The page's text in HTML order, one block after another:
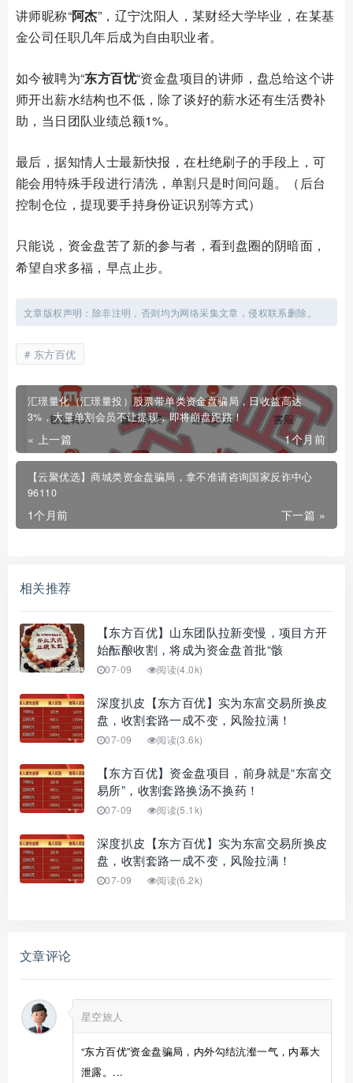
讲师昵称“阿杰”，辽宁沈阳人，某财经大学毕业，在某基
金公司任职几年后成为自由职业者。
如今被聘为“东方百忧“资金盘项目的讲师，盘总给这个讲
师开出薪水结构也不低，除了谈好的薪水还有生活费补
助，当日团队业绩总额1%。
最后，据知情人士最新快报，在杜绝刷子的手段上，可
能会用特殊手段进行清洗，单割只是时间问题。（后台
控制仓位，提现要手持身份证识别等方式）
只能说，资金盘苦了新的参与者，看到盘圈的阴暗面，
希望自求多福，早点止步。
文章版权声明：除非注明，否则均为网络采集文章，侵权联系删除。
东方百优
汇璟量化（汇璟量投）股票带单类资金盘骗局，日收益高达
3%，大量单割会员不让提现，即将崩盘跑路！
« 上一篇 1个月前
【云聚优选】商城类资金盘骗局，拿不准请咨询国家反诈中心
96110
下一篇 »
1个月前
相关推荐
【东方百优】山东团队拉新变慢，项目方开
始酝酿收割，将成为资金盘首批“骸
07-09 阅读(4.0k)
深度扒皮【东方百优】实为东富交易所换皮
盘，收割套路一成不变，风险拉满！
07-09 阅读(3.6k)
【东方百优】资金盘项目，前身就是“东富交
易所”，收割套路换汤不换药！
07-09 阅读(5.1k)
深度扒皮【东方百优】实为东富交易所换皮
盘，收割套路一成不变，风险拉满！
07-09 阅读(6.2k)
文章评论
星空旅人
“东方百优”资金盘骗局，内外勾结沆瀣一气，内幕大
泄露。...